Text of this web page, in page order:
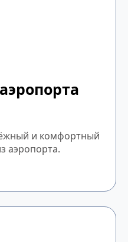
и комфортный
аэропорта.